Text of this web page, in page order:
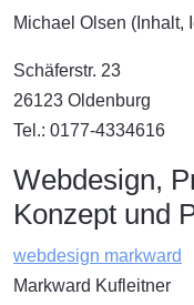
Michael Olsen (Inhalt,
Schäferstr. 23
26123 Oldenburg
Tel.: 0177-4334616
Webdesign,
Konzept und
webdesign markward
Markward Kufleitner